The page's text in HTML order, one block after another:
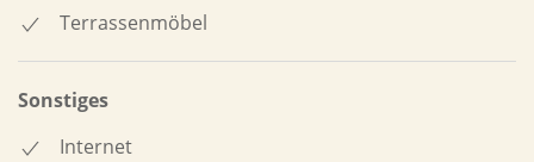
Terrassenmöbel
Sonstiges
Internet